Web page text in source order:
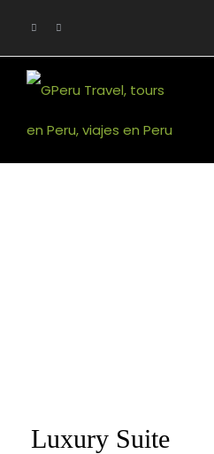
Luxury Suite